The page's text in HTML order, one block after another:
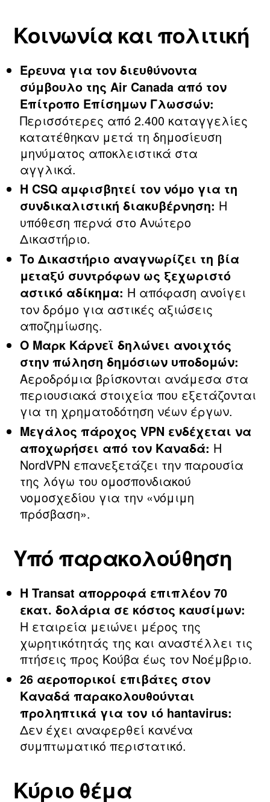
Κοινωνία και πολιτική
Έρευνα για τον διευθύνοντα
σύμβουλο της Air Canada από τον
Επίτροπο Επίσημων Γλωσσών:
Περισσότερες από 2.400 καταγγελίες
κατατέθηκαν μετά τη δημοσίευση
μηνύματος αποκλειστικά στα
αγγλικά.
Η CSQ αμφισβητεί τον νόμο για τη
συνδικαλιστική διακυβέρνηση: Η
υπόθεση περνά στο Ανώτερο
Δικαστήριο.
Το Δικαστήριο αναγνωρίζει τη βία
μεταξύ συντρόφων ως ξεχωριστό
αστικό αδίκημα: Η απόφαση ανοίγει
τον δρόμο για αστικές αξιώσεις
αποζημίωσης.
Ο Μαρκ Κάρνεϊ δηλώνει ανοιχτός
στην πώληση δημόσιων υποδομών:
Αεροδρόμια βρίσκονται ανάμεσα στα
περιουσιακά στοιχεία που εξετάζονται
για τη χρηματοδότηση νέων έργων.
Μεγάλος πάροχος VPN ενδέχεται να
αποχωρήσει από τον Καναδά: Η
NordVPN επανεξετάζει την παρουσία
της λόγω του ομοσπονδιακού
νομοσχεδίου για την «νόμιμη
πρόσβαση».
Υπό παρακολούθηση
Η Transat απορροφά επιπλέον 70
εκατ. δολάρια σε κόστος καυσίμων:
Η εταιρεία μειώνει μέρος της
χωρητικότητάς της και αναστέλλει τις
πτήσεις προς Κούβα έως τον Νοέμβριο.
26 αεροπορικοί επιβάτες στον
Καναδά παρακολουθούνται
προληπτικά για τον ιό hantavirus:
Δεν έχει αναφερθεί κανένα
συμπτωματικό περιστατικό.
Κύριο θέμα